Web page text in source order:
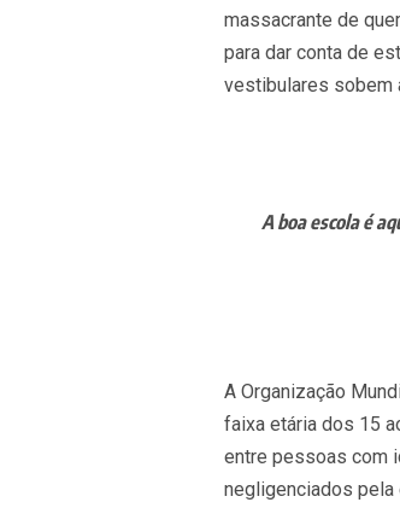
massacrante de
para dar conta de
vestibulares sobem
A boa escola é
A Organização
faixa etária dos 15
entre pessoas com
negligenciados pela